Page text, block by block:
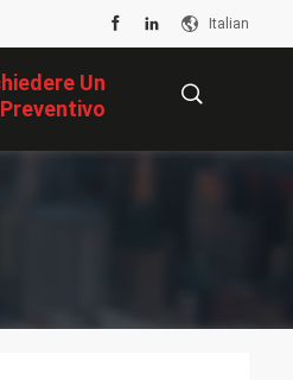
Italian
Un
Preventivo